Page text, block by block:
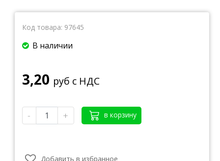
Код товара: 97645
В наличии
3,20 руб с НДС
- + в корзину
Добавить в избранное